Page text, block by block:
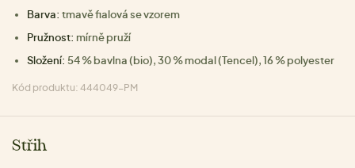
Barva: tmavě fialová se vzorem
Pružnost: mírně pruží
Složení: 54 % bavlna (bio), 30 % modal (Tencel), 16 % polyester
Kód produktu: 444049-PM
Střih